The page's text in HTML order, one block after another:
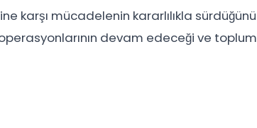
karşı mücadelenin kararlılıkla sürdüğünü
devam edeceği ve toplum